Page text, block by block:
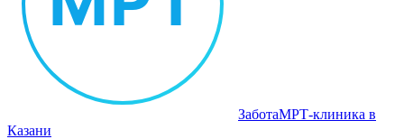
ЗаботаМРТ‑клиника в
Казани